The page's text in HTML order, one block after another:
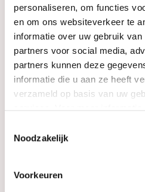
personaliseren, om functies
en om ons websiteverkeer te
informatie over uw gebruik
partners voor social media,
partners kunnen deze
informatie die u aan ze heeft
verzameld op basis van uw
Noodzakelijk
Voorkeuren
Juwelen
Trouwringen
PRE-OWNED
Informatie